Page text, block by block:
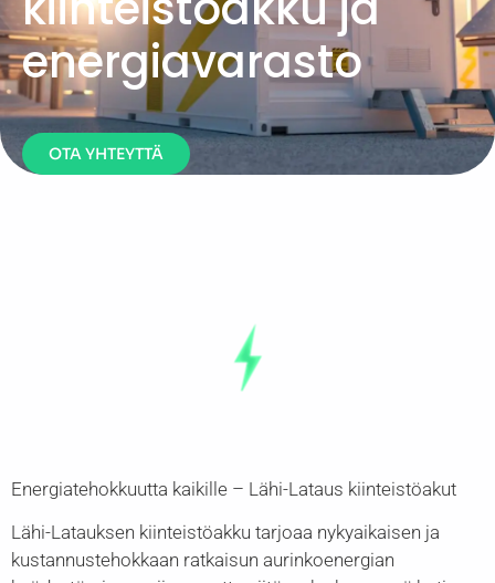
energiavarasto
OTA YHTEYTTÄ
Energiatehokkuutta kaikille – Lähi-Lataus kiinteistöakut
Lähi-Latauksen kiinteistöakku tarjoaa nykyaikaisen ja
kustannustehokkaan ratkaisun aurinkoenergian